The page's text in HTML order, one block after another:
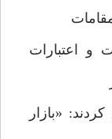
و اعتبارات
«بازار